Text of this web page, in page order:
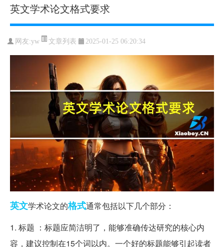
英文学术论文格式要求
网友:yw 文章列表 2025-01-25 06:20:34
英文学术论文的格式通常包括以下几个部分：
1. 标题 ：标题应简洁明了，能够准确传达研究的核心内
容，建议控制在15个词以内。一个好的标题能够引起读者